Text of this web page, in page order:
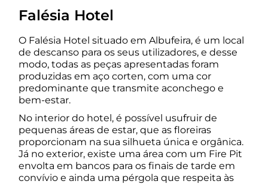
Falésia Hotel
O Falésia Hotel situado em Albufeira, é um local
de descanso para os seus utilizadores, e desse
modo, todas as peças apresentadas foram
produzidas em aço corten, com uma cor
predominante que transmite aconchego e
bem-estar.
No interior do hotel, é possível usufruir de
pequenas áreas de estar, que as floreiras
proporcionam na sua silhueta única e orgânica.
Já no exterior, existe uma área com um Fire Pit
envolta em bancos para os finais de tarde em
convívio e ainda uma pérgola que respeita às